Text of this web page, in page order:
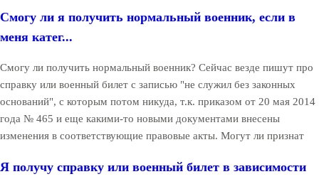
Смогу ли я получить нормальный военник, если в
меня катег...
Смогу ли получить нормальный военник? Сейчас везде пишут про
справку или военный билет с записью "не служил без законных
оснований", с которым потом никуда, т.к. приказом от 20 мая 2014
года № 465 и еще какими-то новыми документами внесены
изменения в соответствующие правовые акты. Могут ли признат
Я получу справку или военный билет в зависимости